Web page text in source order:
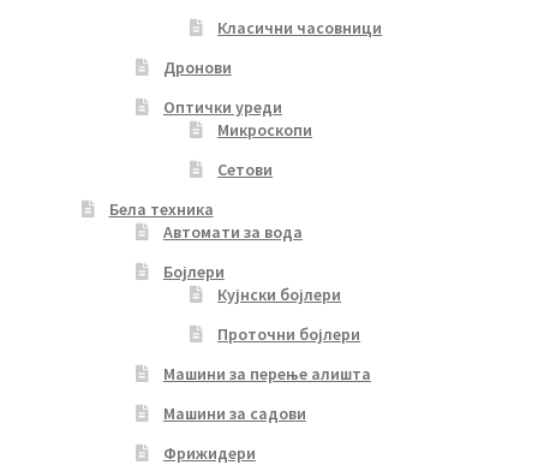
Класични часовници
Дронови
Оптички уреди
Микроскопи
Сетови
Бела техника
Автомати за вода
Бојлери
Кујнски бојлери
Проточни бојлери
Машини за перење алишта
Машини за садови
Фрижидери